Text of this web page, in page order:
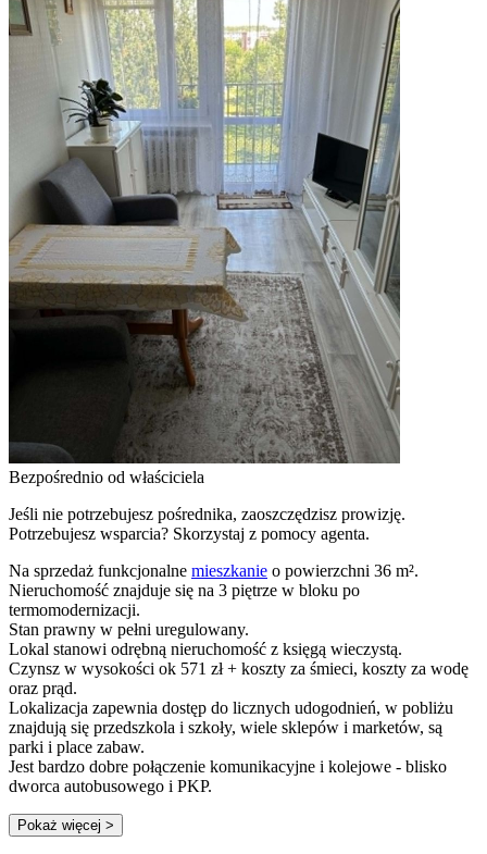
Bezpośrednio od właściciela
Jeśli nie potrzebujesz pośrednika, zaoszczędzisz prowizję.
Potrzebujesz wsparcia? Skorzystaj z pomocy agenta.
Na sprzedaż funkcjonalne mieszkanie o powierzchni 36 m².
Nieruchomość znajduje się na 3 piętrze w bloku po
termomodernizacji.
Stan prawny w pełni uregulowany.
Lokal stanowi odrębną nieruchomość z księgą wieczystą.
Czynsz w wysokości ok 571 zł + koszty za śmieci, koszty za wodę
oraz prąd.
Lokalizacja zapewnia dostęp do licznych udogodnień, w pobliżu
znajdują się przedszkola i szkoły, wiele sklepów i marketów, są
parki i place zabaw.
Jest bardzo dobre połączenie komunikacyjne i kolejowe - blisko
dworca autobusowego i PKP.
Pokaż więcej >